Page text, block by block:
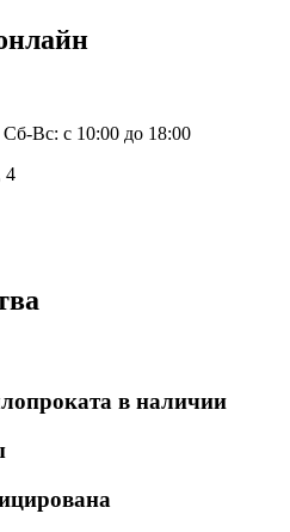
Вс: с 10:00 до 18:00
4
в наличии